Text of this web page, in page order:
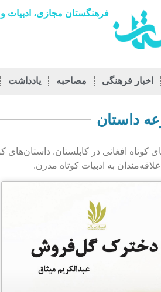
فرهنگستان مجازی، ادبیات و
اخبار فرهنگی مصاحبه يادداشت
داستان
کوتاه افغانی در کابلستان.
به ادبیات کوتاه مدرن.